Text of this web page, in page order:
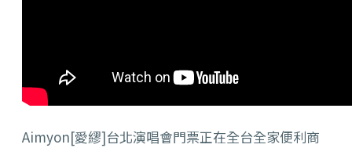
Aimyon[愛繆]台北演唱會門票正在全台全家便利商